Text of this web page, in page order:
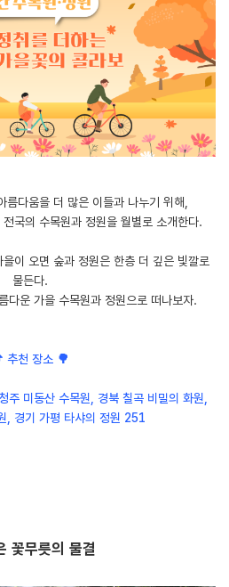
름다움을 더 많은 이들과 나누기 위해,
국의 수목원과 정원을 월별로 소개한다.
이 오면 숲과 정원은 한층 더 깊은 빛깔로
물든다.
다운 가을 수목원과 정원으로 떠나보자.
추천 장소 🌳
주 미동산 수목원, 경북 칠곡 비밀의 화원,
, 경기 가평 타샤의 정원 251
꽃무릇의 물결